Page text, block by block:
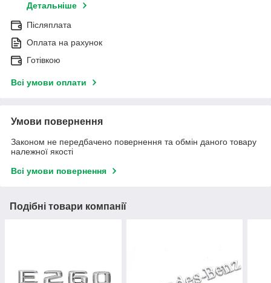
Детальніше
Післяплата
Оплата на рахунок
Готівкою
Всі умови оплати
Умови повернення
Законом не передбачено повернення та обмін даного товару
належної якості
Всі умови повернення
Подібні товари компанії